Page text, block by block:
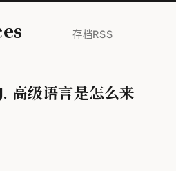
存档RSS
高级语言是怎么来